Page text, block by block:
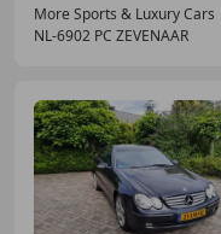
More Sports & Luxury Cars
NL-6902 PC ZEVENAAR